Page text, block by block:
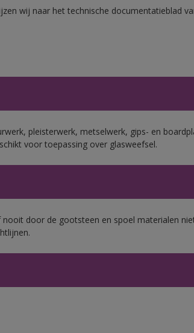
wij naar het technische documentatieblad
pleisterwerk, metselwerk, gips- en
voor toepassing over glasweefsel.
nooit door de gootsteen en spoel materialen